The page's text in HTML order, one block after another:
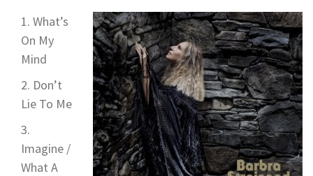
What’s
On My
Mind
Don’t
Lie To Me
Imagine /
What A